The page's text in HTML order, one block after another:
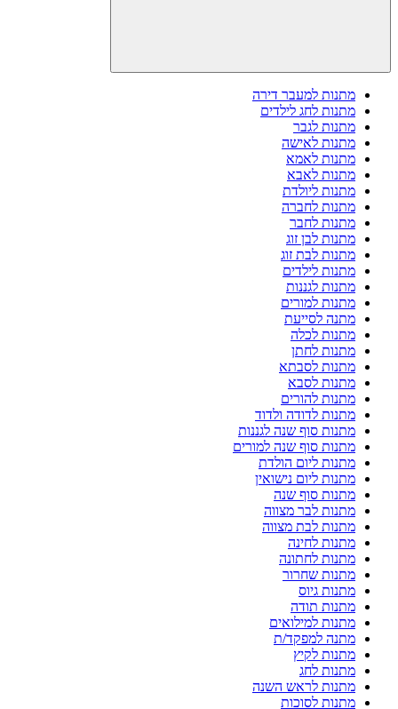
מתנות למעבר דירה
מתנות לחג לילדים
מתנות לגבר
מתנות לאישה
מתנות לאמא
מתנות לאבא
מתנות ליולדת
מתנות לחברה
מתנות לחבר
מתנות לבן זוג
מתנות לבת זוג
מתנות לילדים
מתנות לגננות
מתנות למורים
מתנה לסייעת
מתנות לכלה
מתנות לחתן
מתנות לסבתא
מתנות לסבא
מתנות להורים
מתנות לדודה ולדוד
מתנות סוף שנה לגננות
מתנות סוף שנה למורים
מתנות ליום הולדת
מתנות ליום נישואין
מתנות סוף שנה
מתנות לבר מצווה
מתנות לבת מצווה
מתנות לחינה
מתנות לחתונה
מתנות שחרור
מתנות גיוס
מתנות תודה
מתנות למילואים
מתנה למפקד/ת
מתנות לקיץ
מתנות לחג
מתנות לראש השנה
מתנות לסוכות